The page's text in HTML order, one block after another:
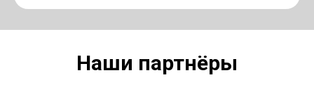
Наши партнёры